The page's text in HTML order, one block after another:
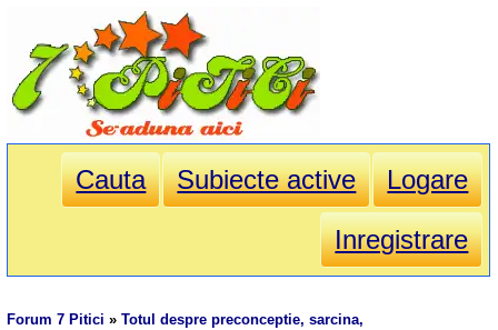
Cauta Subiecte active
Logare
Inregistrare
Forum 7 Pitici »Totul despre preconceptie, sarcina,